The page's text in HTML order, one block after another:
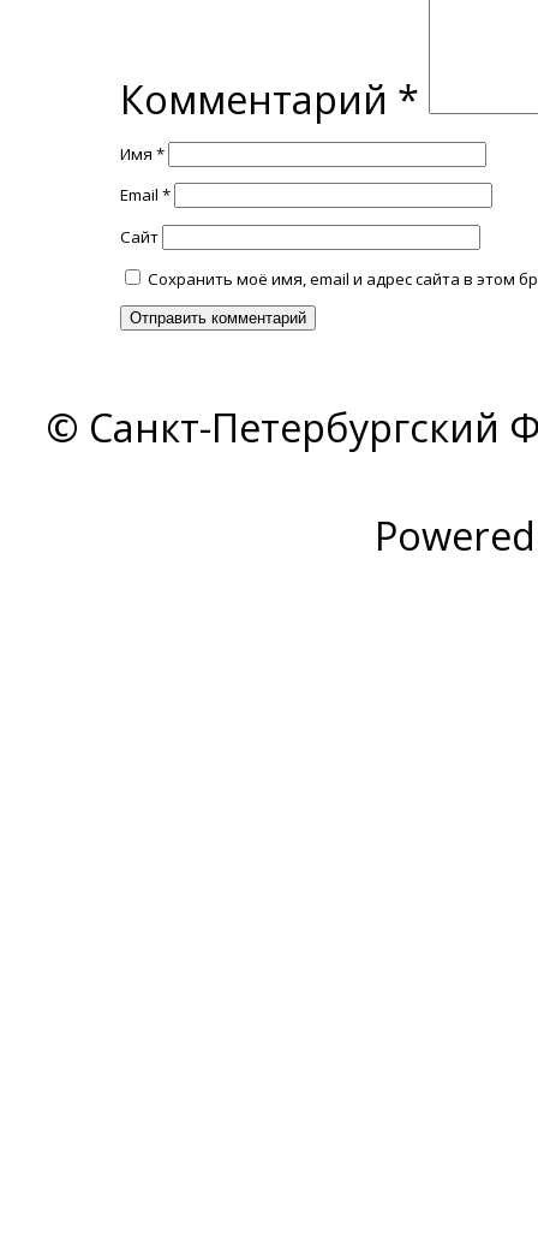
Комментарий *
Имя *
Email *
Сайт
Сохранить моё имя, email и адрес сайта в этом
© Санкт-Петербургский